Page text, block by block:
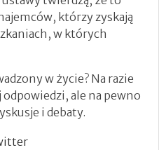
którzy zyskają
w których
w życie? Na razie
ale na pewno
i debaty.